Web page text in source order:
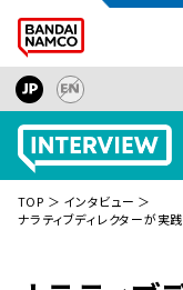
TOP
インタビュー
ナラティブディレクターが実